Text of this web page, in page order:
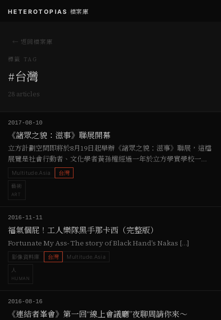
HETEROTOPIAS 檔案庫
← 返回檔案庫
標籤 TAG
#台灣
28 articles
2017-08-10
《諸眾之貌：滋事》聯展開幕
立方計劃空間即將於8月19日起舉辦《諸眾之貌：滋事》聯展，這檔
展覽是社會行動者、文化學者黃孫權經過一年於立方學實學校一年
講堂（2016），以及其所發起的「諸眾之貌」二項計畫合併的成果
發表。本展由黃孫權總策劃，曾傑協同策展，內容除了「諸眾之貌
─亞洲運動影像資料庫」（ https://multitude.asia ）平台中關於
星穎、鄭明慧、賴曉…
Multitude.Asia 台灣
藝術
ART
2016-11-11
福氣個屁！工人樂隊黑手那卡西（完整版）
Fortunate My Ass- The story of Black Hand’s Nakas […]
影像資料庫 台灣 Multitude.Asia
人
HUMAN
2016-08-16
《連結者峯會》第一回“線上會議廳”夜聊周請你來～